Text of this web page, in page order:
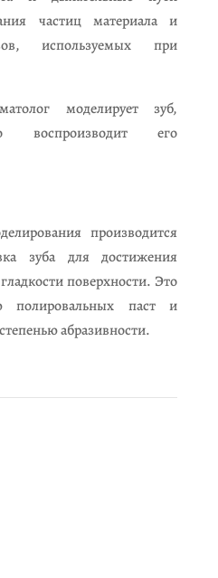
частиц материала и
используемых при
моделирует зуб,
воспроизводит его
производится
зуба для достижения
поверхности. Это
полировальных паст и
абразивности.